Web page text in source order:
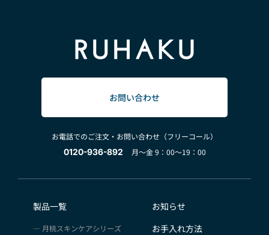
お問い合わせ
お電話でのご注文・お問い合わせ（フリーコール）
0120-936-892
月～金 9：00～19：00
製品一覧
月桃スキンケアシリーズ
お知らせ
お手入れ方法